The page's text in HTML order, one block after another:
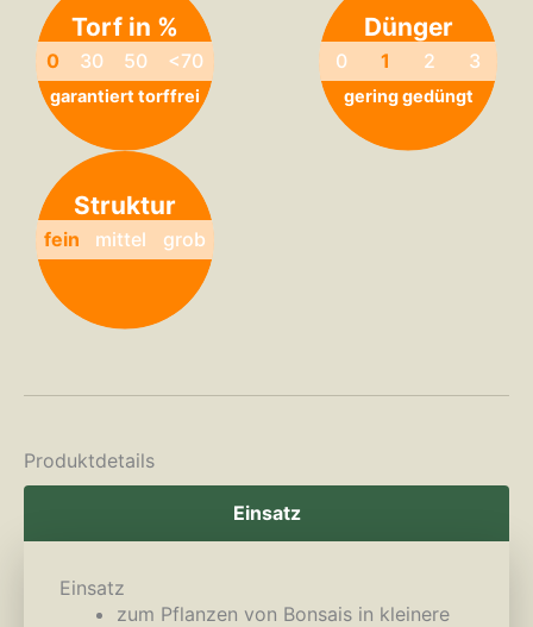
Torf in %
0 30 50 <70
garantiert torffrei
Dünger
0 1 2 3
gering gedüngt
Struktur
fein mittel grob
Produktdetails
Einsatz
Einsatz
zum Pflanzen von Bonsais in kleinere